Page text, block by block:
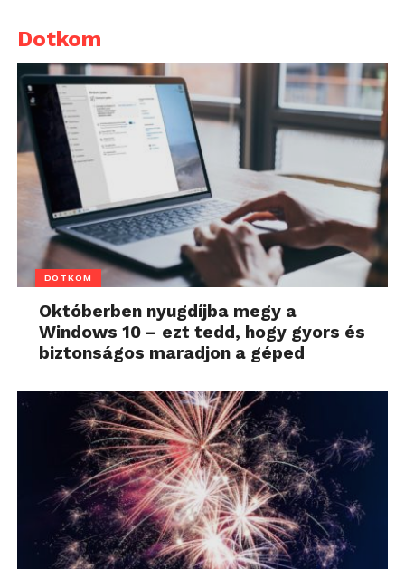
Dotkom
DOTKOM
Októberben nyugdíjba megy a
Windows 10 – ezt tedd, hogy gyors és
biztonságos maradjon a géped